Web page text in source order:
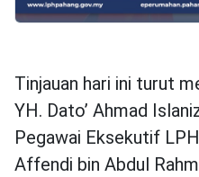
Tinjauan hari ini turut
YH. Dato’ Ahmad
Pegawai Eksekutif
Affendi bin Abdul